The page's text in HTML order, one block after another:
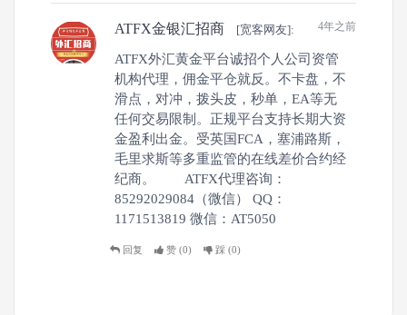
4年之前
ATFX金银汇招商 [宽客网友]:
ATFX外汇黄金平台诚招个人公司资管
机构代理，佣金平仓就反。不卡盘，不
滑点，对冲，拨头皮，秒单，EA等无
任何交易限制。正规平台支持长期大资
金盈利出金。受英国FCA，塞浦路斯，
毛里求斯等多重监管的在线差价合约经
纪商。 ATFX代理咨询：
85292029084（微信） QQ：
1171513819 微信：AT5050
回复 赞 (0) 踩 (0)